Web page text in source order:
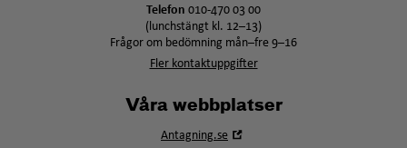
Telefon 010-470 03 00
(lunchstängt kl. 12–13)
Frågor om bedömning mån–fre 9–16
Fler kontaktuppgifter
Våra webbplatser
Antagning.se